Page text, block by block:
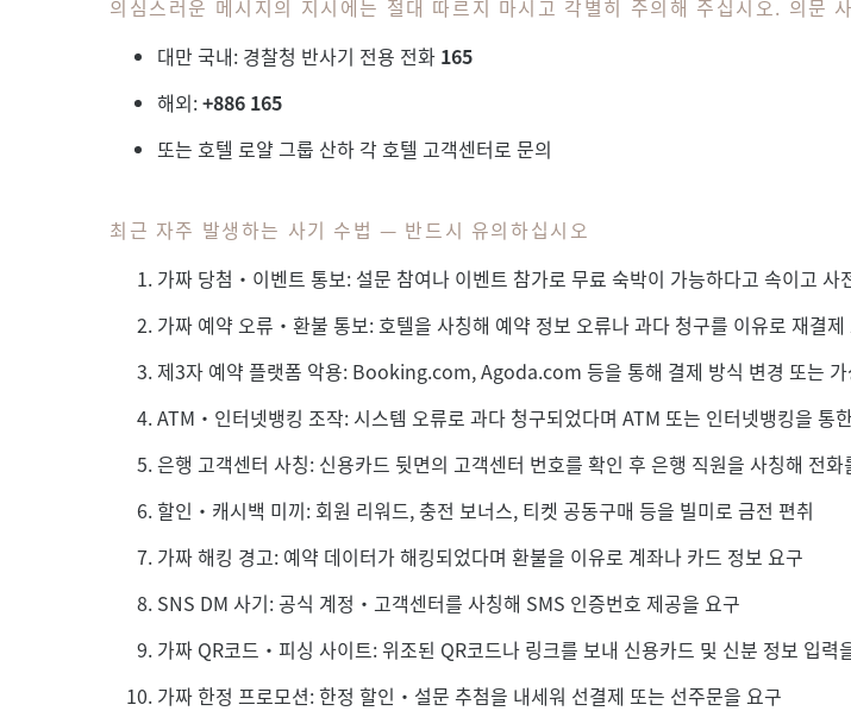
의심스러운 메시지의 지시에는 절대 따르지 마시고 각별히 주의해 주십시오. 의문
대만 국내: 경찰청 반사기 전용 전화 165
해외:+886 165
또는 호텔 로얄 그룹 산하 각 호텔 고객센터로 문의
최근 자주 발생하는 사기 수법 — 반드시 유의하십시오
가짜 당첨·이벤트 통보: 설문 참여나 이벤트 참가로 무료 숙박이 가능하다고 속이고 사
가짜 예약 오류·환불 통보: 호텔을 사칭해 예약 정보 오류나 과다 청구를 이유로 재결제
제3자 예약 플랫폼 악용: Booking.com, Agoda.com 등을 통해 결제 방식 변경 또는 가
ATM·인터넷뱅킹 조작: 시스템 오류로 과다 청구되었다며 ATM 또는 인터넷뱅킹을 통
은행 고객센터 사칭: 신용카드 뒷면의 고객센터 번호를 확인 후 은행 직원을 사칭해 전
할인·캐시백 미끼: 회원 리워드, 충전 보너스, 티켓 공동구매 등을 빌미로 금전 편취
가짜 해킹 경고: 예약 데이터가 해킹되었다며 환불을 이유로 계좌나 카드 정보 요구
SNS DM 사기: 공식 계정·고객센터를 사칭해 SMS 인증번호 제공을 요구
가짜 QR코드·피싱 사이트: 위조된 QR코드나 링크를 보내 신용카드 및 신분 정보 입력
가짜 한정 프로모션: 한정 할인·설문 추첨을 내세워 선결제 또는 선주문을 요구